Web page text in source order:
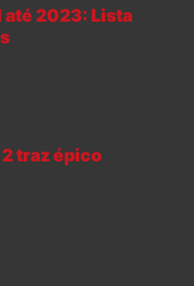
2023: Lista
traz épico